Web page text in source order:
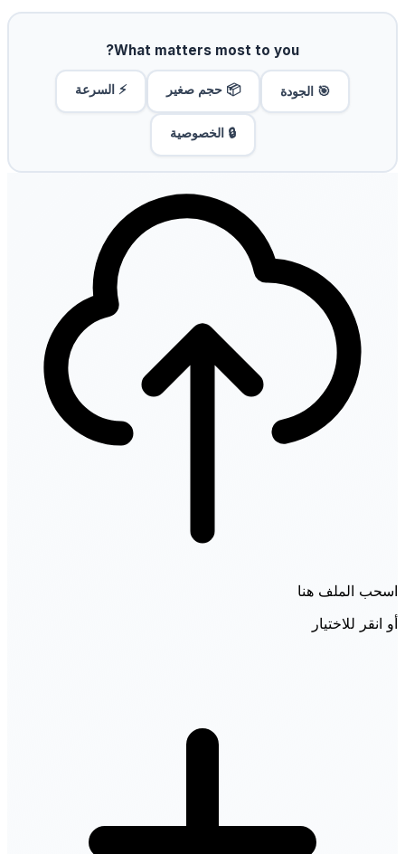
What matters most to you?
🎯 الجودة 📦 حجم صغير ⚡ السرعة
🔒 الخصوصية
اسحب الملف هنا
أو انقر للاختيار